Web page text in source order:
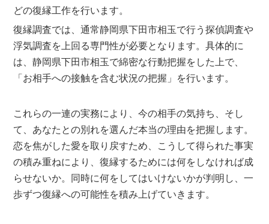
どの復縁工作を行います。
復縁調査では、通常静岡県下田市相玉で行う探偵調査や
浮気調査を上回る専門性が必要となります。具体的に
は、静岡県下田市相玉で綿密な行動把握をした上で、
「お相手への接触を含む状況の把握」を行います。
これらの一連の実務により、今の相手の気持ち、そし
て、あなたとの別れを選んだ本当の理由を把握します。
恋を焦がした愛を取り戻すため、こうして得られた事実
の積み重ねにより、復縁するためには何をしなければ成
らせないか。同時に何をしてはいけないかが判明し、一
歩ずつ復縁への可能性を積み上げていきます。